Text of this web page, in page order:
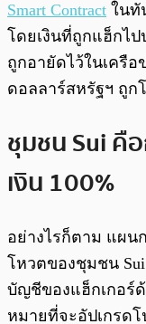
Smart Contract ในทั
โดยเงินที่ถูกแฮ็กไ
ถูกอายัดไว้ในเครื
ดอลลาร์สหรัฐฯ ถูก
ชุมชน Sui
เงิน 100%
อย่างไรก็ตาม แผน
โหวตของชุมชน
บัญชีของแฮ็กเกอร์
หมายที่จะอัปเกรด